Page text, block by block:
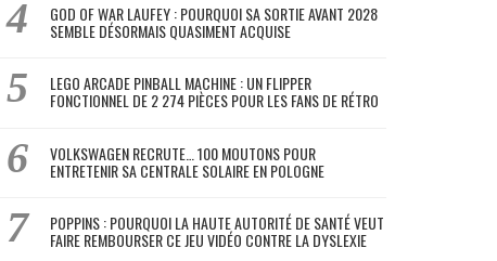
GOD OF WAR LAUFEY : POURQUOI SA SORTIE AVANT 2028
SEMBLE DÉSORMAIS QUASIMENT ACQUISE
LEGO ARCADE PINBALL MACHINE : UN FLIPPER
FONCTIONNEL DE 2 274 PIÈCES POUR LES FANS DE RÉTRO
VOLKSWAGEN RECRUTE… 100 MOUTONS POUR
ENTRETENIR SA CENTRALE SOLAIRE EN POLOGNE
POPPINS : POURQUOI LA HAUTE AUTORITÉ DE SANTÉ VEUT
FAIRE REMBOURSER CE JEU VIDÉO CONTRE LA DYSLEXIE